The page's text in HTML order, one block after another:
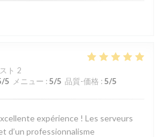
ト 2
/5 メニュー : 5/5 品質-価格 : 5/5
expérience ! Les serveurs
d’un professionnalisme